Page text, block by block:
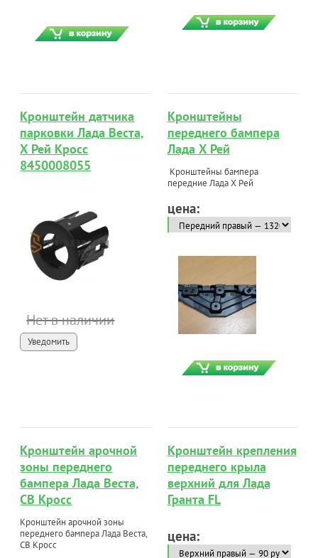
Кронштейн датчика
парковки Лада Веста,
Х Рей Кросс
8450008055
Нет в наличии
Уведомить
Кронштейны
переднего бампера
Лада Х Рей
Кронштейны бампера
передние Лада Х Рей
цена:
Кронштейн арочной
зоны переднего
бампера Лада Веста,
СВ Кросс
Кронштейн арочной зоны
переднего бампера Лада Веста,
СВ Кросс
Кронштейн крепления
переднего крыла
верхний для Лада
Гранта FL
цена: